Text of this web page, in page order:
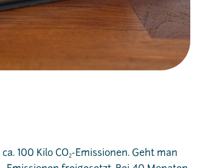
100 Kilo CO2-Emissionen. Geht man